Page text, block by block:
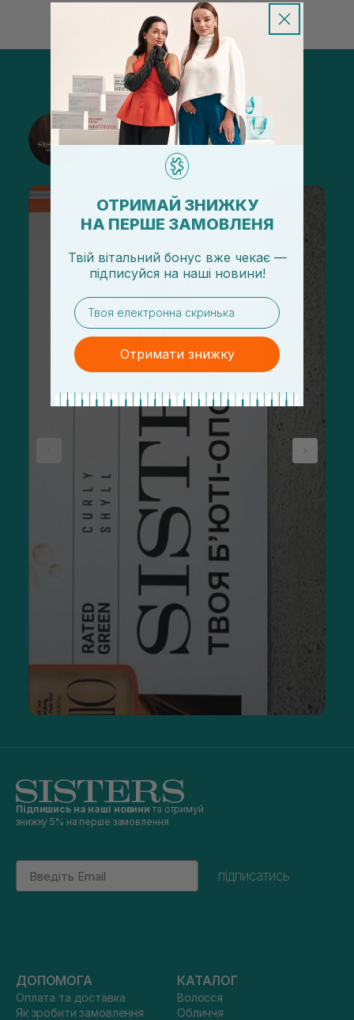
@sisters_stelmakh в Instagram
Підпишись на наші новини та отримуй
знижку 5% на перше замовлення
Email
підписатись
ДОПОМОГА
Оплата та доставка
Як зробити замовлення
КАТАЛОГ
Волосся
Обличчя
ОТРИМАЙ ЗНИЖКУ
НА ПЕРШЕ ЗАМОВЛЕНЯ
Твій вітальний бонус вже чекає —
підписуйся на наші новини!
email
Отримати знижку